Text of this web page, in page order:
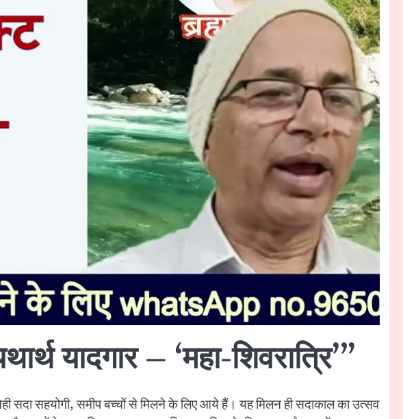
यादगार – ‘महा-शिवरात्रि’”
सदा सहयोगी, समीप बच्चों से मिलने के लिए आये हैं। यह मिलन ही सदाकाल का उत्सव